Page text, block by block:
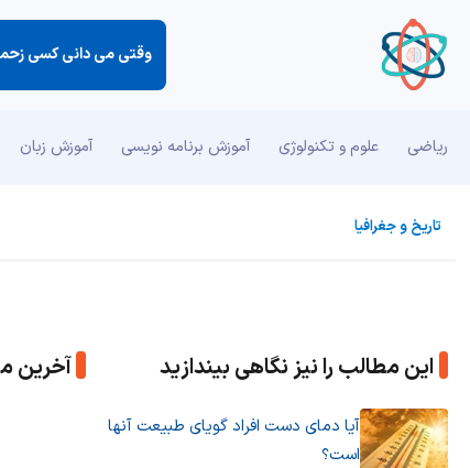
وقتی می دانی كسی
ریاضی علوم و تکنولوژی آموزش برنامه نویسی آموزش زبان
تاریخ و جغرافیا
این مطالب را نیز نگاهی بیندازید
آیا دمای دست افراد گویای طبیعت آنها
است؟
آخرین